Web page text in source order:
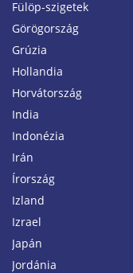
Fülöp-szigetek
Görögország
Grúzia
Hollandia
Horvátország
India
Indonézia
Irán
Írország
Izland
Izrael
Japán
Jordánia